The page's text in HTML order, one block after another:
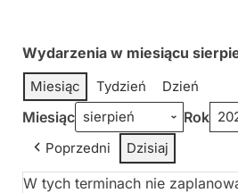
Wydarzenia w miesiącu
Miesiąc Tydzień Dzień
Miesiąc Rok
Poprzedni Dzisiaj
W tych terminach nie